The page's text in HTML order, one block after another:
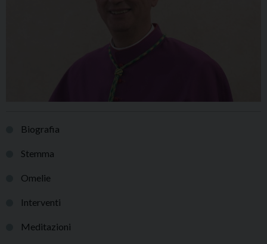
Biografia
Stemma
Omelie
Interventi
Meditazioni